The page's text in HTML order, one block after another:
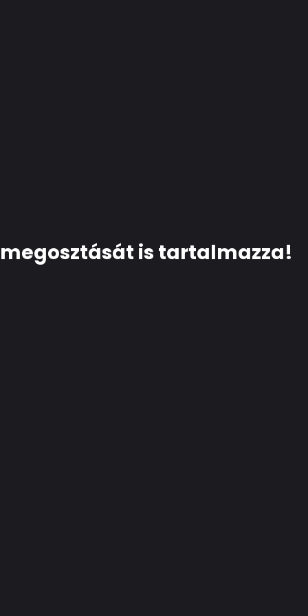
is tartalmazza!